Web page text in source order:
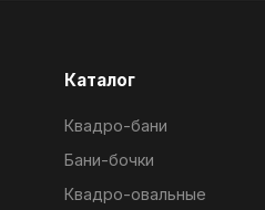
Каталог
Квадро-бани
Бани-бочки
Квадро-овальные